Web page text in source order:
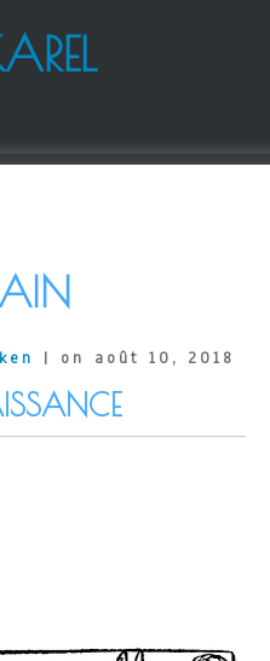
| on août 10, 2018